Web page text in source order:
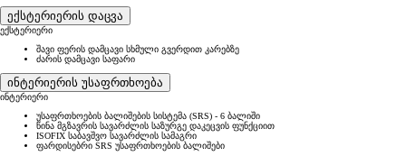
ექსტერიერის დაცვა
ექსტერიერი
შავი ფერის დამცავი სხმული გვერდით კარებზე
ძარის დამცავი საფარი
ინტერიერის უსაფრთხოება
ინტერიერი
უსაფრთხოების ბალიშების სისტემა (SRS) - 6 ბალიში
წინა მგზავრის სავარძლის საზურგე დაკეცვის ფუნქციით
ISOFIX საბავშვო სავარძლის სამაგრი
ფარდისებრი SRS უსაფრთხოების ბალიშები